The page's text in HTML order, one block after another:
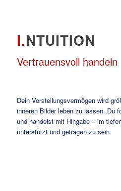
I.NTUITION
Vertrauensvoll handeln
Dein Vorstellungsvermögen wird
inneren Bilder leben zu lassen. Du
und handelst mit Hingabe – im
unterstützt und getragen zu sein.